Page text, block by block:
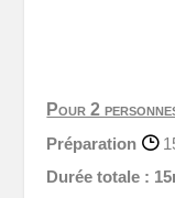
Pour 2
Préparation
Durée totale :